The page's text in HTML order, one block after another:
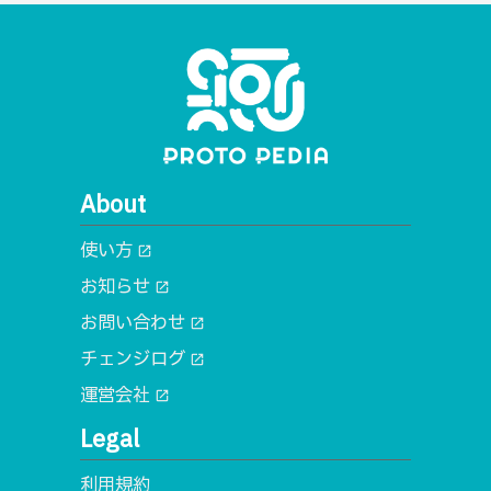
About
使い方 open_in_new
お知らせ open_in_new
お問い合わせ open_in_new
チェンジログ open_in_new
運営会社 open_in_new
Legal